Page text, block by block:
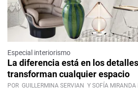
Especial interiorismo
La diferencia está en los
transforman cualquier espacio
POR GUILLERMINA SERVIAN Y SOFÍA MIRANDA